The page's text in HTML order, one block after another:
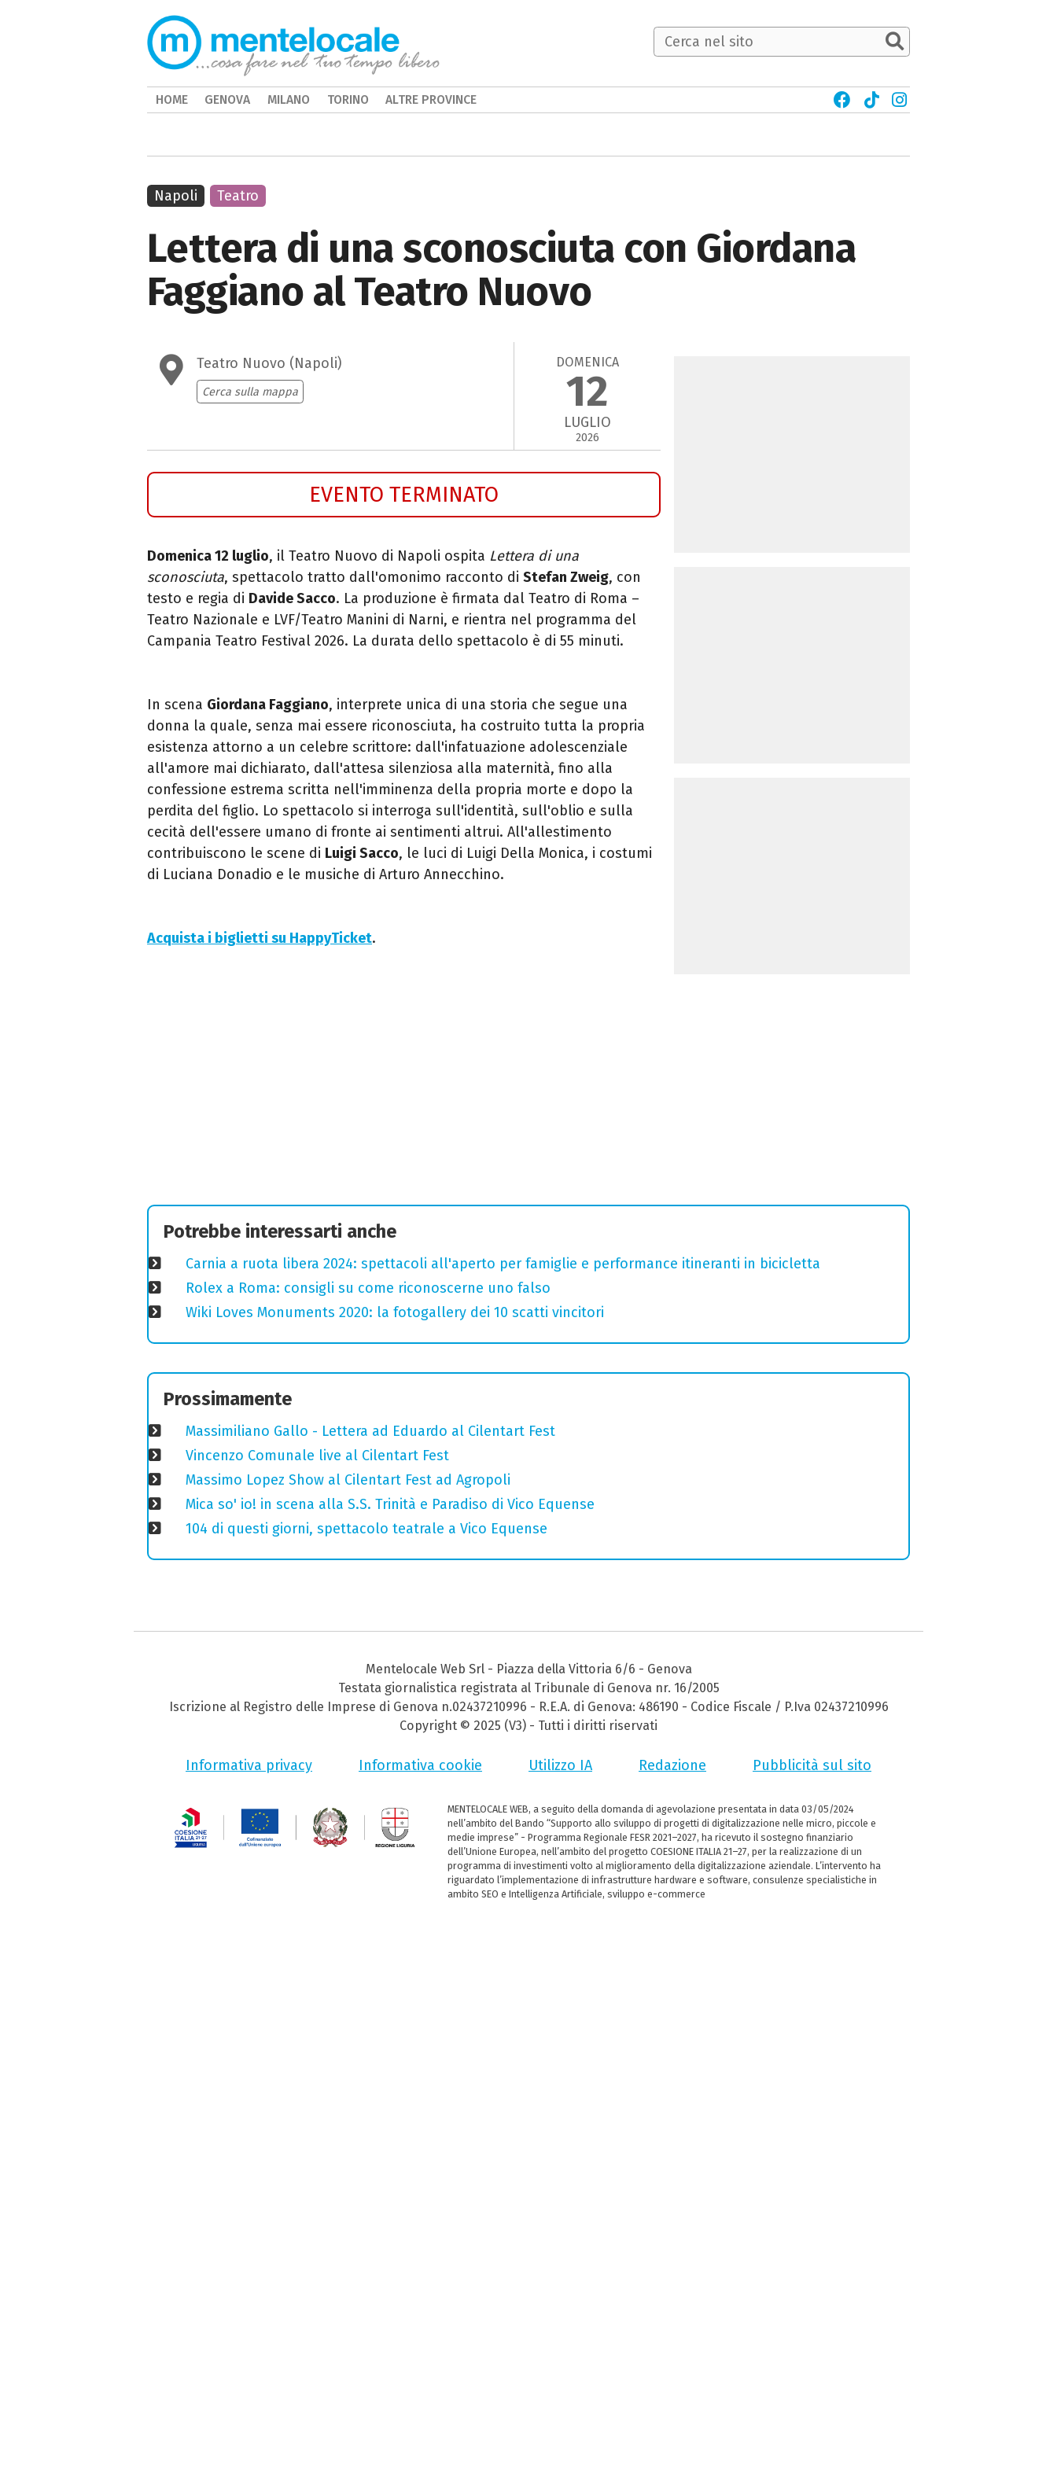
Lettera di una sconosciuta con Giordana
Faggiano al Teatro Nuovo
Teatro Nuovo (Napoli)
Cerca sulla mappa
DOMENICA
12
LUGLIO
2026
EVENTO TERMINATO
Domenica 12 luglio, il Teatro Nuovo di Napoli ospita Lettera di una
sconosciuta, spettacolo tratto dall'omonimo racconto di Stefan Zweig, con
testo e regia di Davide Sacco. La produzione è firmata dal Teatro di Roma –
Teatro Nazionale e LVF/Teatro Manini di Narni, e rientra nel programma del
Campania Teatro Festival 2026. La durata dello spettacolo è di 55 minuti.
In scena Giordana Faggiano, interprete unica di una storia che segue una
donna la quale, senza mai essere riconosciuta, ha costruito tutta la propria
esistenza attorno a un celebre scrittore: dall'infatuazione adolescenziale
all'amore mai dichiarato, dall'attesa silenziosa alla maternità, fino alla
confessione estrema scritta nell'imminenza della propria morte e dopo la
perdita del figlio. Lo spettacolo si interroga sull'identità, sull'oblio e sulla
cecità dell'essere umano di fronte ai sentimenti altrui. All'allestimento
contribuiscono le scene di Luigi Sacco, le luci di Luigi Della Monica, i costumi
di Luciana Donadio e le musiche di Arturo Annecchino.
Acquista i biglietti su HappyTicket.
Napoli Teatro
Potrebbe interessarti anche
Carnia a ruota libera 2024: spettacoli all'aperto per famiglie e performance itineranti in bicicletta
Rolex a Roma: consigli su come riconoscerne uno falso
Wiki Loves Monuments 2020: la fotogallery dei 10 scatti vincitori
Prossimamente
Massimiliano Gallo - Lettera ad Eduardo al Cilentart Fest
Vincenzo Comunale live al Cilentart Fest
Massimo Lopez Show al Cilentart Fest ad Agropoli
Mica so' io! in scena alla S.S. Trinità e Paradiso di Vico Equense
104 di questi giorni, spettacolo teatrale a Vico Equense
HOME GENOVA MILANO TORINO ALTRE PROVINCE
Mentelocale Web Srl - Piazza della Vittoria 6/6 - Genova
Testata giornalistica registrata al Tribunale di Genova nr. 16/2005
Iscrizione al Registro delle Imprese di Genova n.02437210996 - R.E.A. di Genova: 486190 - Codice Fiscale / P.Iva 02437210996
Copyright © 2025 (V3) - Tutti i diritti riservati
Informativa privacy Informativa cookie Utilizzo IA Redazione Pubblicità sul sito
MENTELOCALE WEB, a seguito della domanda di agevolazione presentata in data 03/05/2024
nell’ambito del Bando “Supporto allo sviluppo di progetti di digitalizzazione nelle micro, piccole e
medie imprese” - Programma Regionale FESR 2021–2027, ha ricevuto il sostegno finanziario
dell’Unione Europea, nell’ambito del progetto COESIONE ITALIA 21–27, per la realizzazione di un
programma di investimenti volto al miglioramento della digitalizzazione aziendale. L’intervento ha
riguardato l’implementazione di infrastrutture hardware e software, consulenze specialistiche in
ambito SEO e Intelligenza Artificiale, sviluppo e-commerce